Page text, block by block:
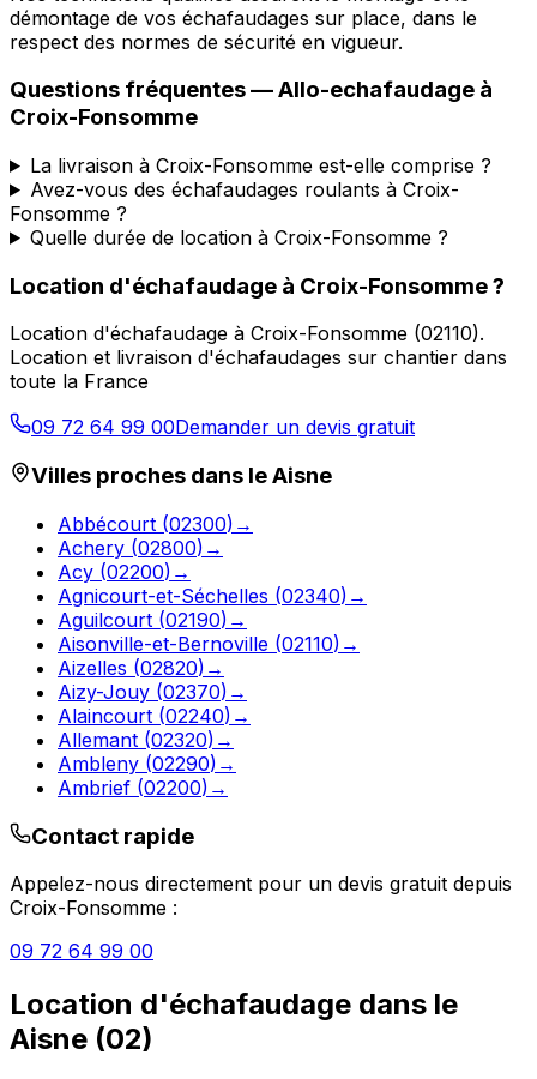
démontage de vos échafaudages sur place, dans le
respect des normes de sécurité en vigueur.
Questions fréquentes —Allo-echafaudage à
Croix-Fonsomme
La livraison à Croix-Fonsomme est-elle comprise ?
Avez-vous des échafaudages roulants à Croix-
Fonsomme ?
Quelle durée de location à Croix-Fonsomme ?
Location d'échafaudage à Croix-Fonsomme?
Location d'échafaudage à Croix-Fonsomme (02110).
Location et livraison d'échafaudages sur chantier dans
toute la France
09 72 64 99 00Demander un devis gratuit
Villes proches dans leAisne
Abbécourt (02300) →
Achery (02800) →
Acy (02200) →
Agnicourt-et-Séchelles (02340) →
Aguilcourt (02190) →
Aisonville-et-Bernoville (02110) →
Aizelles (02820) →
Aizy-Jouy (02370) →
Alaincourt (02240) →
Allemant (02320) →
Ambleny (02290) →
Ambrief (02200) →
Contact rapide
Appelez-nous directement pour un devis gratuit depuis
Croix-Fonsomme :
09 72 64 99 00
Location d'échafaudage dans le
Aisne (02)